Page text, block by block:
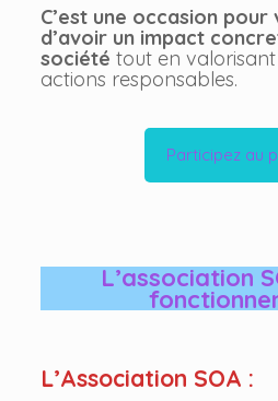
C’est une occasion
d’avoir un impact
société tout en valorisant
actions responsables.
Participez au
L’association
L’Association SOA :